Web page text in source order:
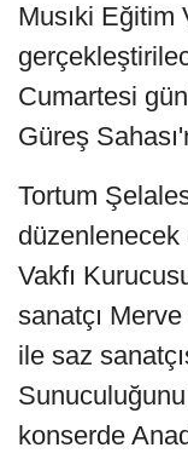
Musıki Eğitim
Cumartesi
Güreş
Tortum
düzenlenecek
Vakfı
sanatçı
ile saz
konserde